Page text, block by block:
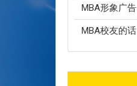
MBA形象广告
MBA校友的话